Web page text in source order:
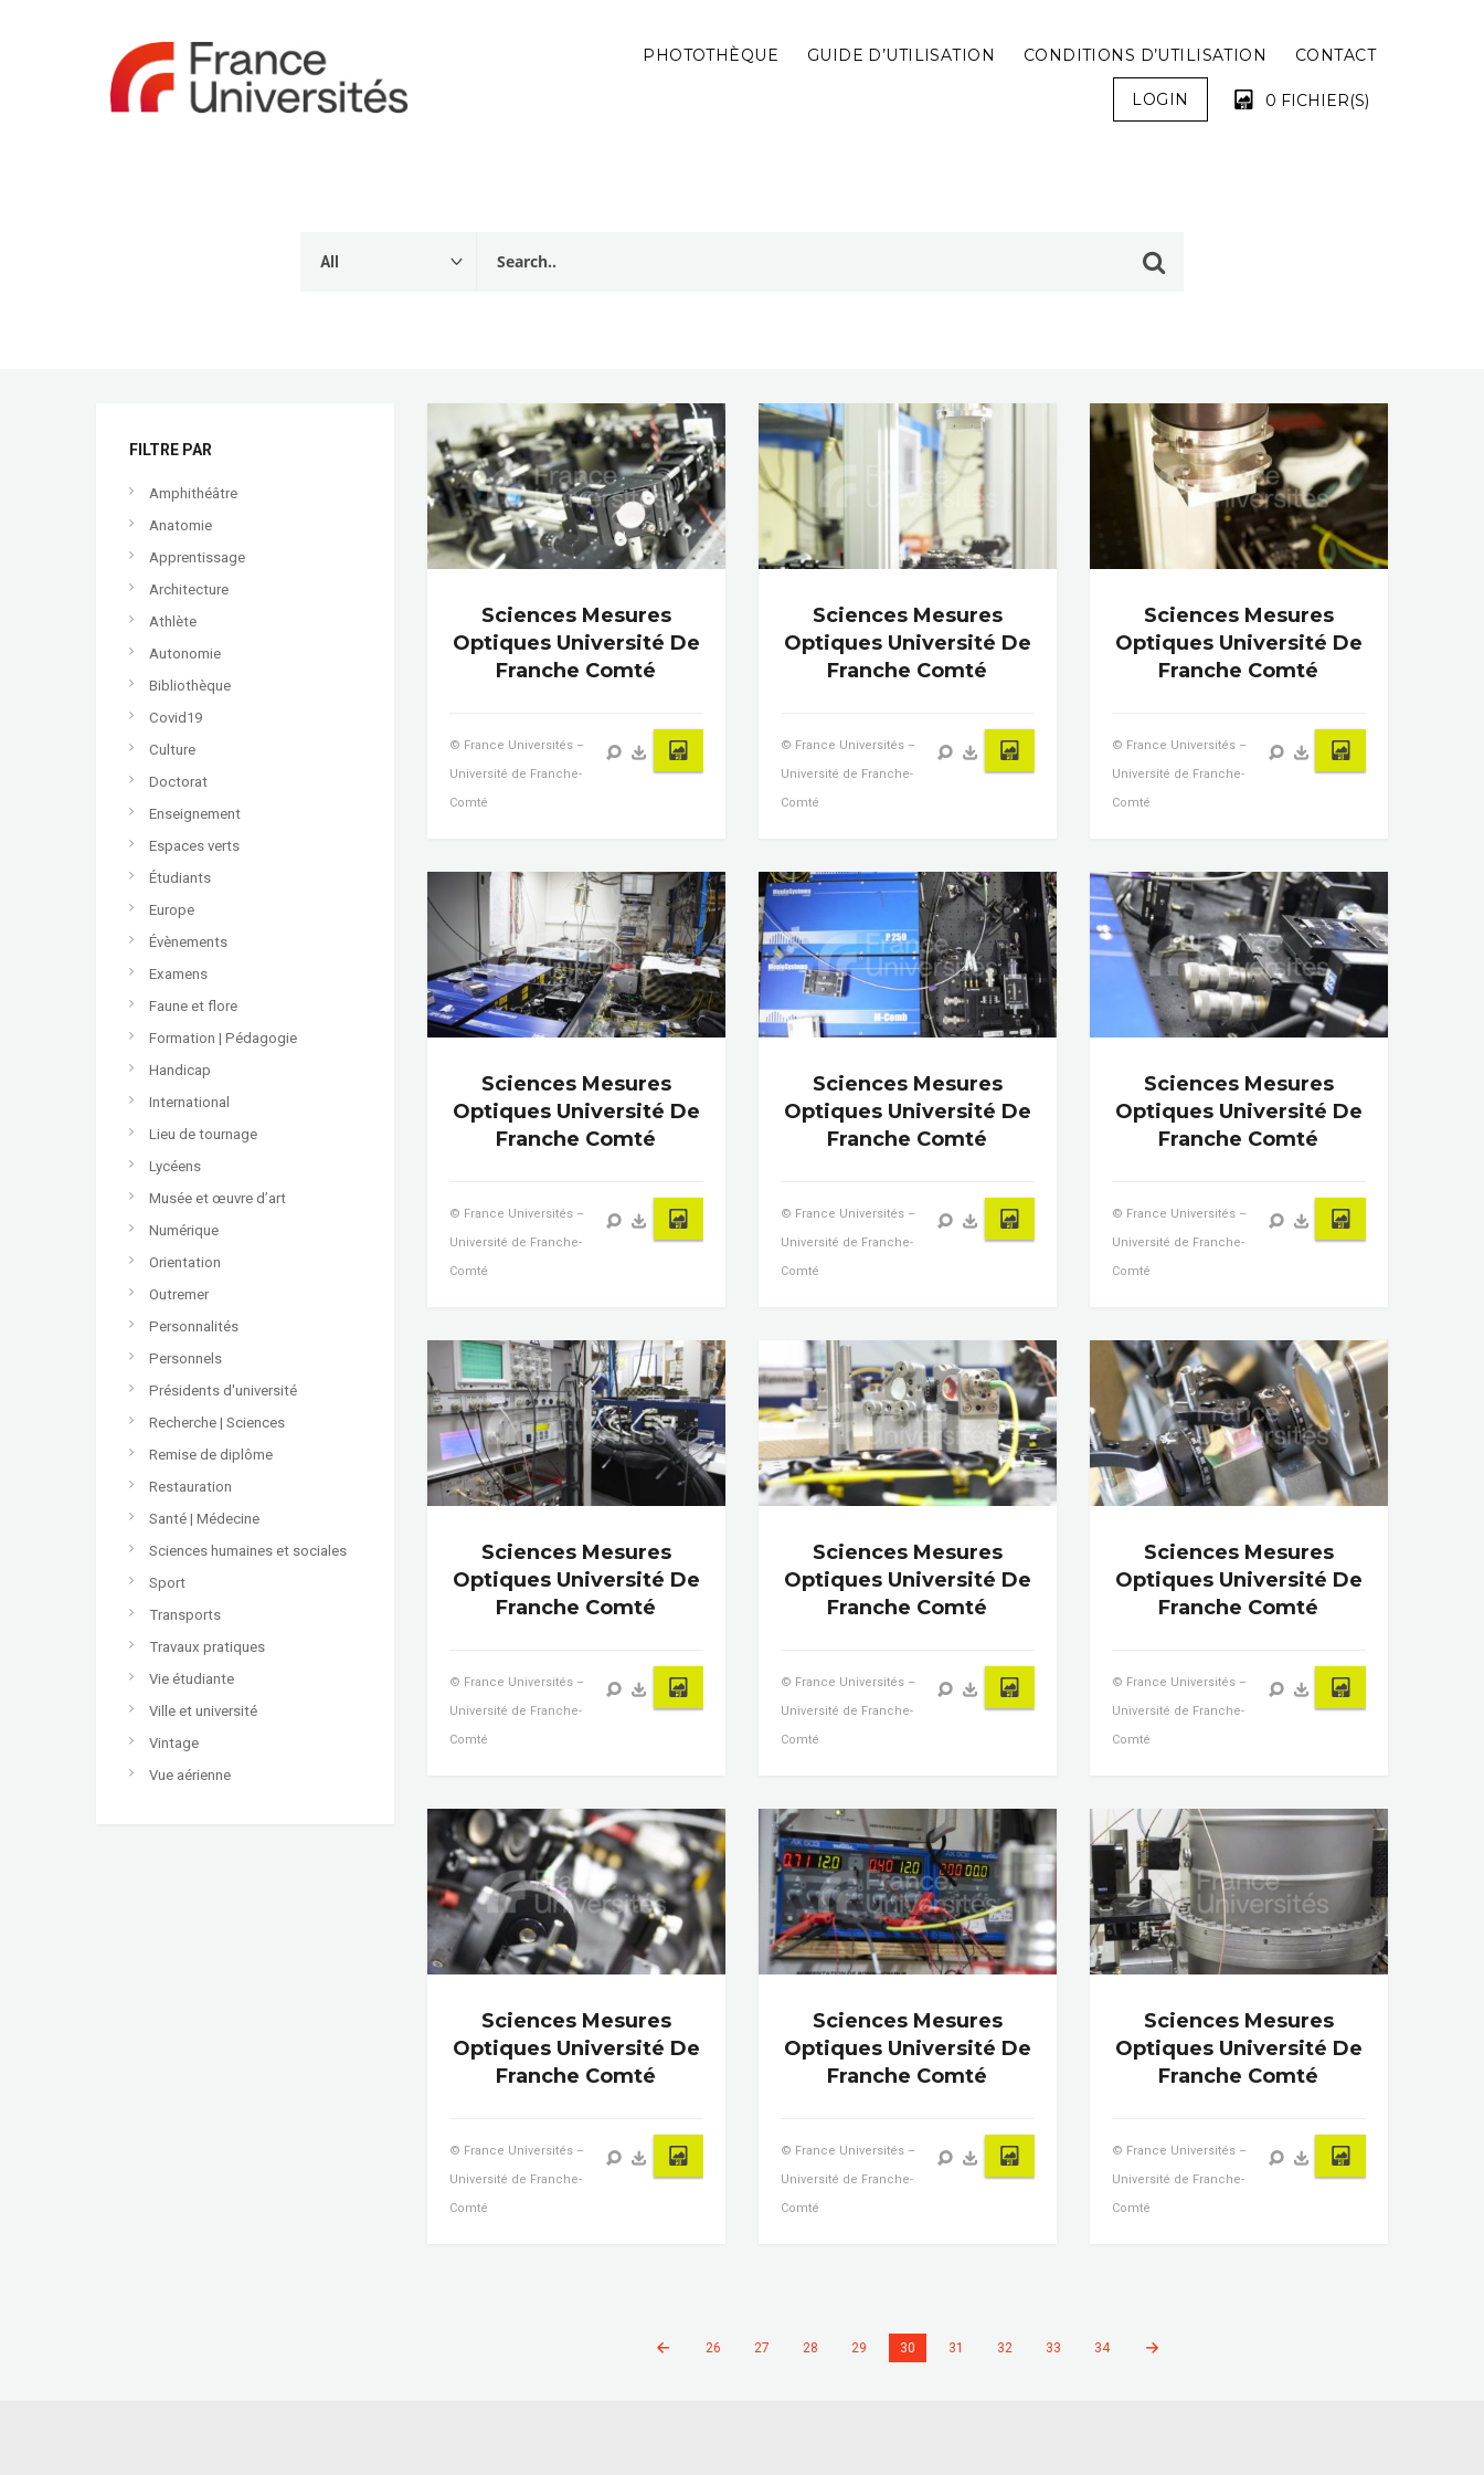
PHOTOTHÈQUE GUIDE D’UTILISATION CONDITIONS D’UTILISATION CONTACT
LOGIN 0 FICHIER(S)
FILTRE PAR
Amphithéâtre
Anatomie
Apprentissage
Architecture
Athlète
Autonomie
Bibliothèque
Covid19
Culture
Doctorat
Enseignement
Espaces verts
Étudiants
Europe
Évènements
Examens
Faune et flore
Formation | Pédagogie
Handicap
International
Lieu de tournage
Lycéens
Musée et œuvre d’art
Numérique
Orientation
Outremer
Personnalités
Personnels
Présidents d'université
Recherche | Sciences
Remise de diplôme
Restauration
Santé | Médecine
Sciences humaines et sociales
Sport
Transports
Travaux pratiques
Vie étudiante
Ville et université
Vintage
Vue aérienne
Sciences Mesures
Optiques Université De
Franche Comté
© France Universités –
Université de Franche-
Comté
Sciences Mesures
Optiques Université De
Franche Comté
© France Universités –
Université de Franche-
Comté
Sciences Mesures
Optiques Université De
Franche Comté
© France Universités –
Université de Franche-
Comté
Sciences Mesures
Optiques Université De
Franche Comté
© France Universités –
Université de Franche-
Comté
Sciences Mesures
Optiques Université De
Franche Comté
© France Universités –
Université de Franche-
Comté
Sciences Mesures
Optiques Université De
Franche Comté
© France Universités –
Université de Franche-
Comté
Sciences Mesures
Optiques Université De
Franche Comté
© France Universités –
Université de Franche-
Comté
Sciences Mesures
Optiques Université De
Franche Comté
© France Universités –
Université de Franche-
Comté
Sciences Mesures
Optiques Université De
Franche Comté
© France Universités –
Université de Franche-
Comté
Sciences Mesures
Optiques Université De
Franche Comté
© France Universités –
Université de Franche-
Comté
Sciences Mesures
Optiques Université De
Franche Comté
© France Universités –
Université de Franche-
Comté
Sciences Mesures
Optiques Université De
Franche Comté
© France Universités –
Université de Franche-
Comté
26 27 28 29 30 31 32 33 34